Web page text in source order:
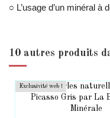
○ L’usage d’un minéral
10 autres produits
Exclusivité web !